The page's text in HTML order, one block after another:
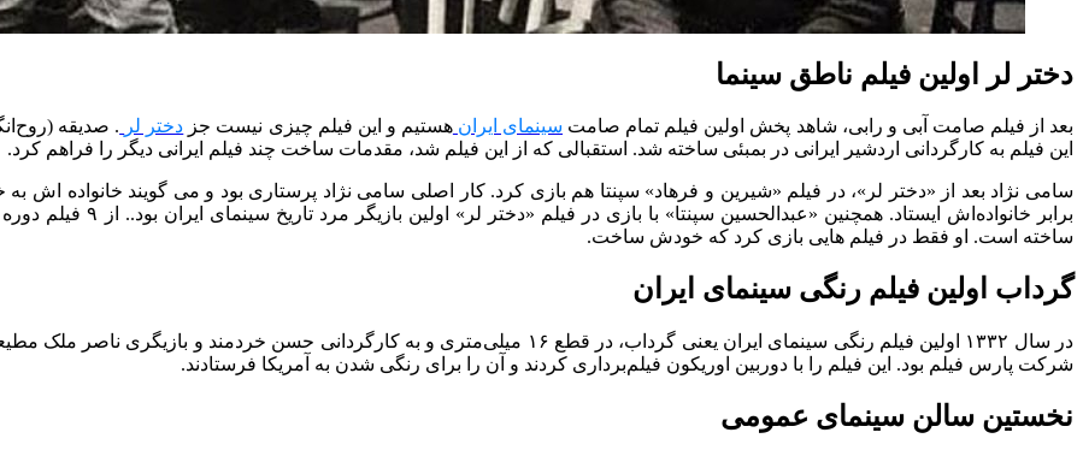
دختر لر اولین فیلم ناطق سینما
بعد از فیلم صامت آبی و رابی، شاهد پخش اولین فیلم تمام صامت سینمای ایران هستیم و این فیلم چیزی نیست جز دختر لر . صدیقه
این فیلم به کارگردانی اردشیر ایرانی در بمبئی ساخته شد. استقبالی که از این فیلم شد، مقدمات ساخت چند فیلم ایرانی دیگر را فراهم کرد.
سامی نژاد بعد از «دختر لر»، در فیلم «شیرین و فرهاد» سپنتا هم بازی کرد. کار اصلی سامی نژاد پرستاری بود و می گویند خانواده اش به
ساخته است. او فقط در فیلم هایی بازی کرد که خودش ساخت.
گرداب اولین فیلم رنگی سینمای ایران
در سال ۱۳۳۲ اولین فیلم رنگی سینمای ایران یعنی گرداب، در قطع ۱۶ میلی‌متری و به کارگردانی
شرکت پارس فیلم بود. این فیلم را با دوربین اوریکون فیلم‌برداری کردند و آن را برای رنگی شدن به آمریکا فرستادند.
نخستین سالن سینمای عمومی